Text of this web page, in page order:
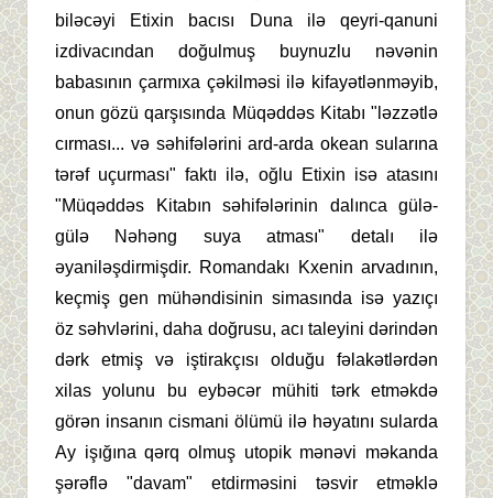
biləcəyi Etixin bacısı Duna ilə qeyri-qanuni
izdivacından doğulmuş buynuzlu nəvənin
babasının çarmıxa çəkilməsi ilə kifayətlənməyib,
onun gözü qarşısında Müqəddəs Kitabı "ləzzətlə
cırması... və səhifələrini ard-arda okean sularına
tərəf uçurması" faktı ilə, oğlu Etixin isə atasını
"Müqəddəs Kitabın səhifələrinin dalınca gülə-
gülə Nəhəng suya atması" detalı ilə
əyaniləşdirmişdir. Romandakı Kxenin arvadının,
keçmiş gen mühəndisinin simasında isə yazıçı
öz səhvlərini, daha doğrusu, acı taleyini dərindən
dərk etmiş və iştirakçısı olduğu fəlakətlərdən
xilas yolunu bu eybəcər mühiti tərk etməkdə
görən insanın cismani ölümü ilə həyatını sularda
Ay işığına qərq olmuş utopik mənəvi məkanda
şərəflə "davam" etdirməsini təsvir etməklə